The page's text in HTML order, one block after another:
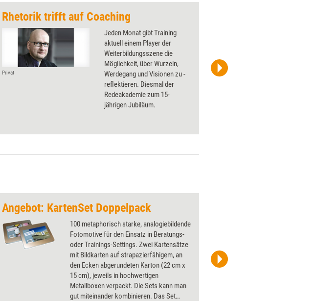
Rhetorik trifft auf Coaching
Privat
Jeden Monat gibt Training
aktuell einem Player der
Weiterbildungsszene die
Möglichkeit, über Wurzeln,
Werdegang und Visionen zu ­
reflektieren. Diesmal der
Redeakademie zum 15-
jährigen ­Jubiläum.
Uschi Mattke
Angebot: KartenSet Doppelpack
100 metaphorisch starke, analogiebildende
Fotomotive für den Einsatz in Beratungs-
oder Trainings-Settings. Zwei Kartensätze
mit Bildkarten auf strapazierfähigem, an
den Ecken abgerundeten Karton (22 cm x
15 cm), jeweils in hochwertigen
Metallboxen verpackt. Die Sets kann man
gut miteinander kombinieren. Das Set